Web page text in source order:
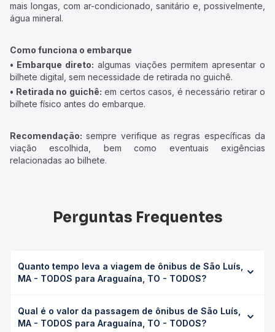
mais longas, com ar-condicionado, sanitário e, possivelmente,
água mineral.
Como funciona o embarque
• Embarque direto: algumas viações permitem apresentar o
bilhete digital, sem necessidade de retirada no guichê.
• Retirada no guichê: em certos casos, é necessário retirar o
bilhete físico antes do embarque.
Recomendação: sempre verifique as regras específicas da
viação escolhida, bem como eventuais exigências
relacionadas ao bilhete.
Perguntas Frequentes
Quanto tempo leva a viagem de ônibus de São Luís,
MA - TODOS para Araguaína, TO - TODOS?
Araguaína, TO - TODOS leva em média 16h 44min,
podendo variar conforme a viação, o tipo de serviço
Qual é o valor da passagem de ônibus de São Luís,
MA - TODOS para Araguaína, TO - TODOS?